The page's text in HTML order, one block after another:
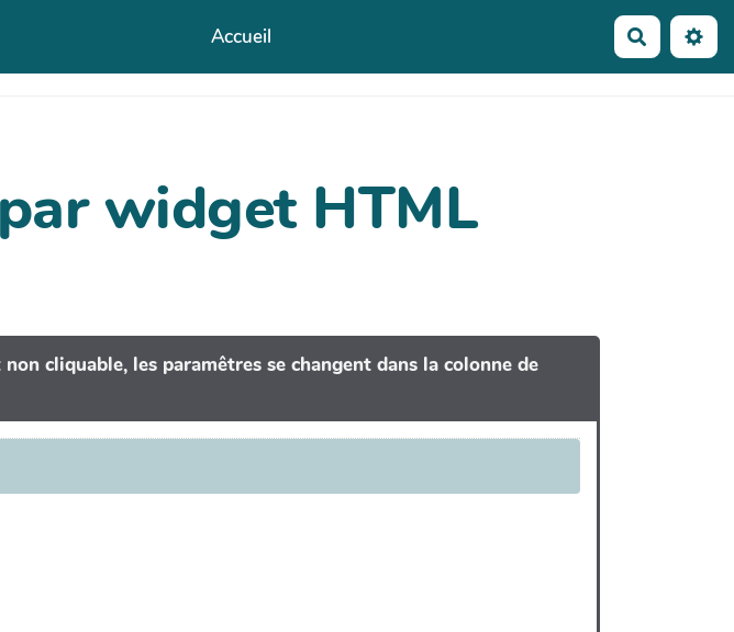
Accueil
widget HTML
cliquable, les paramêtres se changent dans la colonne de